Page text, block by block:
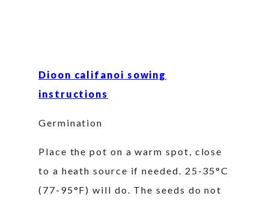
Dioon califanoi sowing
instructions
Germination
Place the pot on a warm spot, close
to a heath source if needed. 25-35°C
(77-95°F) will do. The seeds do not